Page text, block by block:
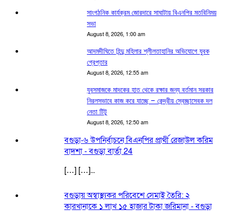
সাংগঠনিক কার্যক্রম জোরদারে সাঘাটায় বিএনপির মতবিনিময়
সভা
August 8, 2026, 1:00 am
আদমদীঘিতে হিন্দু মহিলার শ্লীলতাহানির অভিযোগে যুবক
গ্রেপ্তার
August 8, 2026, 12:55 am
যুবসমাজকে মাদকের হাত থেকে রক্ষার জন্য বর্তমান সরকার
নিরলসভাবে কাজ করে যাচ্ছে – কেন্দ্রীয় স্বেচ্ছাসেবক দল
নেতা টিটু
August 8, 2026, 12:50 am
বগুড়া-৬ উপনির্বাচনে বিএনপির প্রার্থী রেজাউল করিম
বাদশা - বগুড়া বার্তা 24
[…] […]...
বগুড়ায় অস্বাস্থ্যকর পরিবেশে সেমাই তৈরি: ২
কারখানাকে ১ লাখ ১৫ হাজার টাকা জরিমানা - বগুড়া